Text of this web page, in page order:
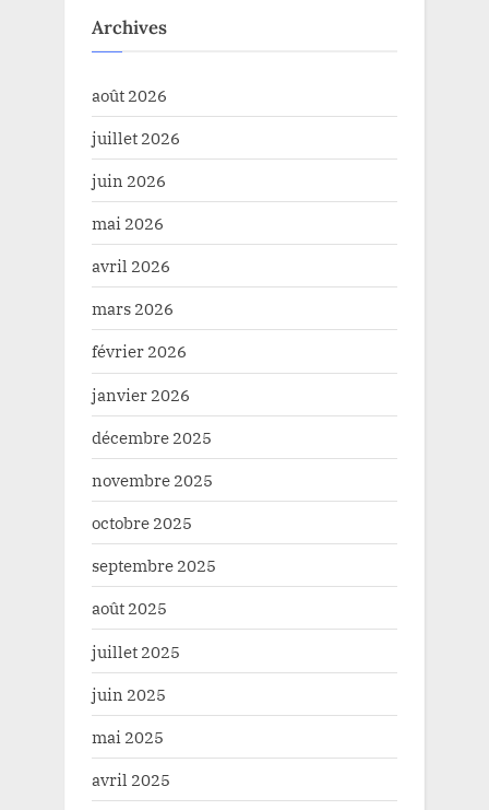
Archives
août 2026
juillet 2026
juin 2026
mai 2026
avril 2026
mars 2026
février 2026
janvier 2026
décembre 2025
novembre 2025
octobre 2025
septembre 2025
août 2025
juillet 2025
juin 2025
mai 2025
avril 2025